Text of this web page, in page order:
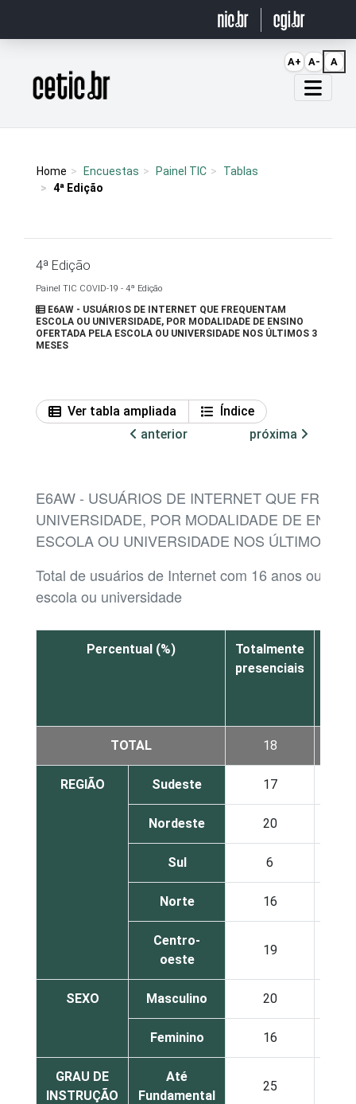
Página inicial
Home Encuestas Painel TIC
Tablas
4ª Edição
4ª Edição
Painel TIC COVID-19 - 4ª Edição
E6AW - USUÁRIOS DE INTERNET QUE FREQUENTAM
ESCOLA OU UNIVERSIDADE, POR MODALIDADE DE ENSINO
OFERTADA PELA ESCOLA OU UNIVERSIDADE NOS ÚLTIMOS 3
MESES
Ver tabla ampliada
Índice
anterior
próxima
E6AW - USUÁRIOS DE INTERNET QUE
UNIVERSIDADE, POR MODALIDADE DE
ESCOLA OU UNIVERSIDADE NOS ÚLTIMOS 3
Total de usuários de Internet com 16 anos ou
escola ou universidade
Percentual (%)
Totalmente
presenciais
TOTAL 18
REGIÃO Sudeste 17
Nordeste 20
Sul 6
Norte 16
Centro-
oeste
19
SEXO Masculino 20
Feminino 16
GRAU DE
INSTRUÇÃO
Até
Fundamental
25
A+ A- A